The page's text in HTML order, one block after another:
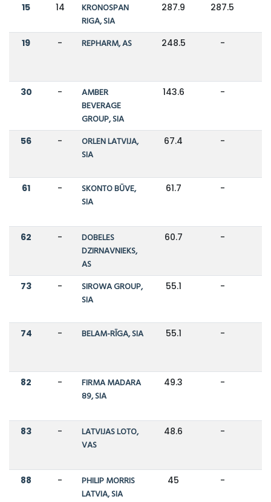
15 14
KRONOSPAN
RIGA, SIA
287.9 287.5
19 - REPHARM, AS 248.5 -
30 -
AMBER
BEVERAGE
GROUP, SIA
143.6 -
56 -
ORLEN LATVIJA,
SIA
67.4 -
61 -
SKONTO BŪVE,
SIA
61.7 -
62 -
DOBELES
DZIRNAVNIEKS,
AS
60.7 -
73 -
SIROWA GROUP,
SIA
55.1 -
74 - BELAM-RĪGA, SIA 55.1 -
82 -
FIRMA MADARA
89, SIA
49.3 -
83 -
LATVIJAS LOTO,
VAS
48.6 -
88 -
PHILIP MORRIS
LATVIA, SIA
45 -